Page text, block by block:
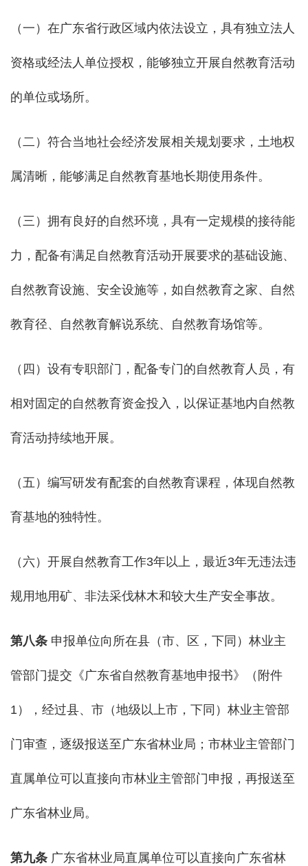
（一）在广东省行政区域内依法设立，具有独立法人
资格或经法人单位授权，能够独立开展自然教育活动
的单位或场所。
（二）符合当地社会经济发展相关规划要求，土地权
属清晰，能够满足自然教育基地长期使用条件。
（三）拥有良好的自然环境，具有一定规模的接待能
力，配备有满足自然教育活动开展要求的基础设施、
自然教育设施、安全设施等，如自然教育之家、自然
教育径、自然教育解说系统、自然教育场馆等。
（四）设有专职部门，配备专门的自然教育人员，有
相对固定的自然教育资金投入，以保证基地内自然教
育活动持续地开展。
（五）编写研发有配套的自然教育课程，体现自然教
育基地的独特性。
（六）开展自然教育工作3年以上，最近3年无违法违
规用地用矿、非法采伐林木和较大生产安全事故。
第八条 申报单位向所在县（市、区，下同）林业主
管部门提交《广东省自然教育基地申报书》（附件
1），经过县、市（地级以上市，下同）林业主管部
门审查，逐级报送至广东省林业局；市林业主管部门
直属单位可以直接向市林业主管部门申报，再报送至
广东省林业局。
第九条 广东省林业局直属单位可以直接向广东省林